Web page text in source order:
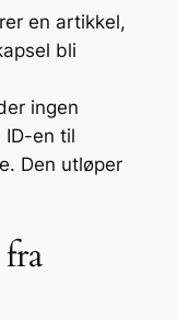
en artikkel,
bli
ingen
ID-en til
Den utløper